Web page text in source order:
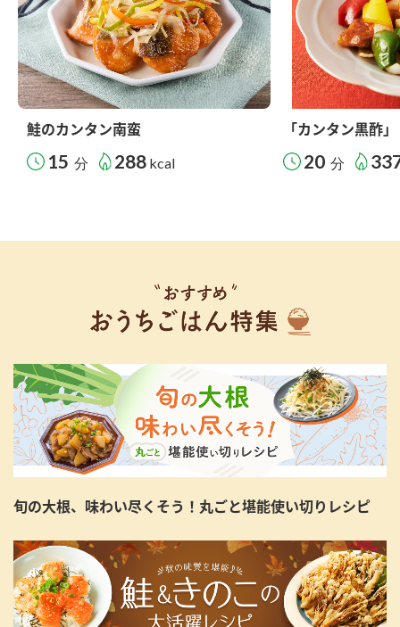
鮭のカンタン南蛮
15 分 288 kcal
「カンタン黒酢
20 分
旬の大根、味わい尽くそう！丸ごと堪能使い切りレシピ